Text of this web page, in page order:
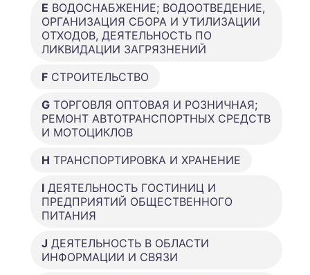
E ВОДОСНАБЖЕНИЕ; ВОДООТВЕДЕНИЕ,
ОРГАНИЗАЦИЯ СБОРА И УТИЛИЗАЦИИ
ОТХОДОВ, ДЕЯТЕЛЬНОСТЬ ПО
ЛИКВИДАЦИИ ЗАГРЯЗНЕНИЙ
F СТРОИТЕЛЬСТВО
G ТОРГОВЛЯ ОПТОВАЯ И РОЗНИЧНАЯ;
РЕМОНТ АВТОТРАНСПОРТНЫХ СРЕДСТВ
И МОТОЦИКЛОВ
H ТРАНСПОРТИРОВКА И ХРАНЕНИЕ
I ДЕЯТЕЛЬНОСТЬ ГОСТИНИЦ И
ПРЕДПРИЯТИЙ ОБЩЕСТВЕННОГО
ПИТАНИЯ
J ДЕЯТЕЛЬНОСТЬ В ОБЛАСТИ
ИНФОРМАЦИИ И СВЯЗИ